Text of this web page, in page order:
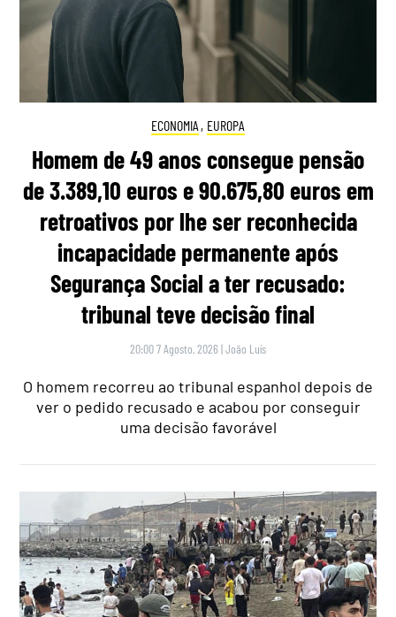
ECONOMIA , EUROPA
Homem de 49 anos consegue pensão
de 3.389,10 euros e 90.675,80 euros em
retroativos por lhe ser reconhecida
incapacidade permanente após
Segurança Social a ter recusado:
tribunal teve decisão final
20:00 7 Agosto, 2026 |João Luís
O homem recorreu ao tribunal espanhol depois de
ver o pedido recusado e acabou por conseguir
uma decisão favorável